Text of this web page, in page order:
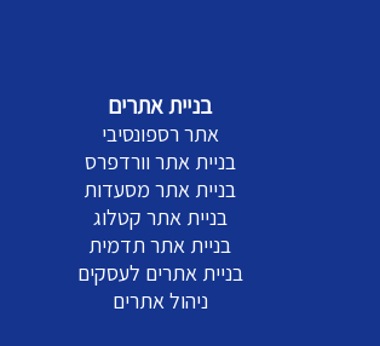
בניית אתרים
אתר רספונסיבי
בניית אתר וורדפרס
בניית אתר מסעדות
בניית אתר קטלוג
בניית אתר תדמית
בניית אתרים לעסקים
ניהול אתרים